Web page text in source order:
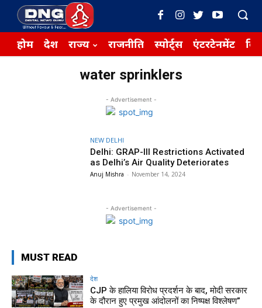
होम देश राज्य राजनीति स्पोर्ट्स एंटरटेनमेंट
water sprinklers
- Advertisement -
NEW DELHI
Delhi: GRAP-III Restrictions Activated
as Delhi’s Air Quality Deteriorates
Anuj Mishra - November 14, 2024
- Advertisement -
MUST READ
देश
CJP के हालिया विरोध प्रदर्शन के बाद, मोदी सरकार
के दौरान हुए प्रमुख आंदोलनों का निष्पक्ष विश्लेषण”